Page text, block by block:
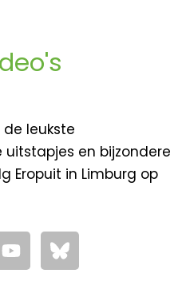
leukste
en bijzondere
Eropuit in Limburg op
Y
o
u